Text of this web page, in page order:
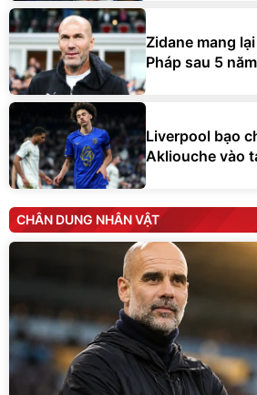
Zidane mang
Pháp sau 5
Liverpool bạo
Akliouche vào
CHÂN DUNG NHÂN VẬT